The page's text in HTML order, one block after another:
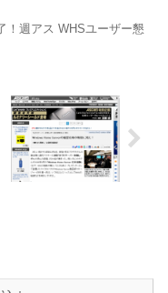
！週アス WHSユーザー懇